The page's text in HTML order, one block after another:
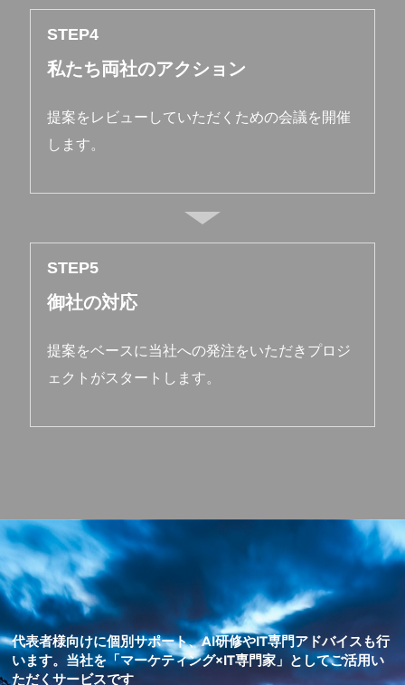
STEP
私たち両社のアクション
提案をレビューしていただくための会議を開催
します。
STEP
御社の対応
提案をベースに当社への発注をいただきプロジ
ェクトがスタートします。
代表者様向けに個別サポート、AI研修やIT専門アドバイスも行
います。当社を「マーケティング×IT専門家」としてご活用い
ただくサービスです